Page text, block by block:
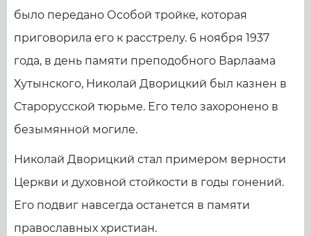
было передано Особой тройке, которая
приговорила его к расстрелу. 6 ноября 1937
года, в день памяти преподобного Варлаама
Хутынского, Николай Дворицкий был казнен в
Старорусской тюрьме. Его тело захоронено в
безымянной могиле.
Николай Дворицкий стал примером верности
Церкви и духовной стойкости в годы гонений.
Его подвиг навсегда останется в памяти
православных христиан.